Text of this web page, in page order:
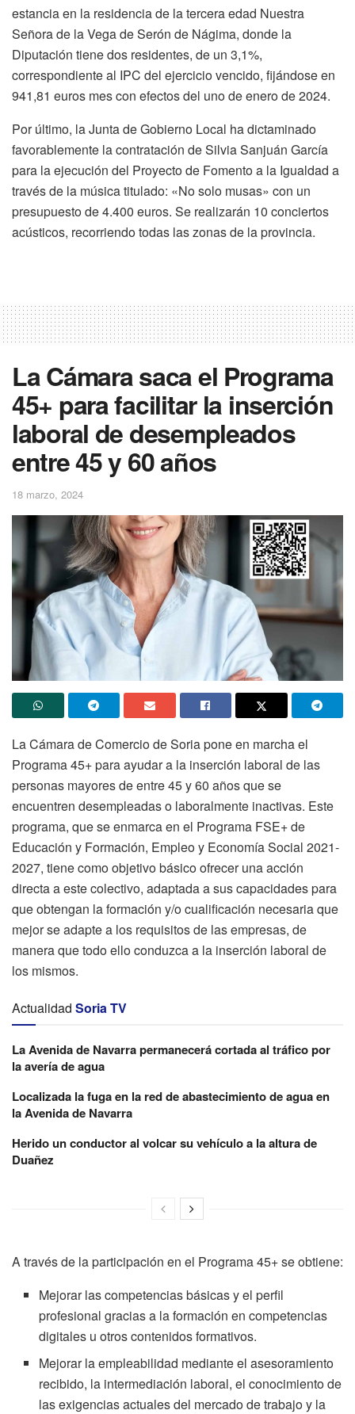
estancia en la residencia de la tercera edad Nuestra
Señora de la Vega de Serón de Nágima, donde la
Diputación tiene dos residentes, de un 3,1%,
correspondiente al IPC del ejercicio vencido, fijándose en
941,81 euros mes con efectos del uno de enero de 2024.
Por último, la Junta de Gobierno Local ha dictaminado
favorablemente la contratación de Silvia Sanjuán García
para la ejecución del Proyecto de Fomento a la Igualdad a
través de la música titulado: «No solo musas» con un
presupuesto de 4.400 euros. Se realizarán 10 conciertos
acústicos, recorriendo todas las zonas de la provincia.
La Cámara saca el Programa
45+ para facilitar la inserción
laboral de desempleados
entre 45 y 60 años
18 marzo, 2024
La Cámara de Comercio de Soria pone en marcha el
Programa 45+ para ayudar a la inserción laboral de las
personas mayores de entre 45 y 60 años que se
encuentren desempleadas o laboralmente inactivas. Este
programa, que se enmarca en el Programa FSE+ de
Educación y Formación, Empleo y Economía Social 2021-
2027, tiene como objetivo básico ofrecer una acción
directa a este colectivo, adaptada a sus capacidades para
que obtengan la formación y/o cualificación necesaria que
mejor se adapte a los requisitos de las empresas, de
manera que todo ello conduzca a la inserción laboral de
los mismos.
Actualidad Soria TV
La Avenida de Navarra permanecerá cortada al tráfico por
la avería de agua
Localizada la fuga en la red de abastecimiento de agua en
la Avenida de Navarra
Herido un conductor al volcar su vehículo a la altura de
Duañez
A través de la participación en el Programa 45+ se obtiene:
Mejorar las competencias básicas y el perfil
profesional gracias a la formación en competencias
digitales u otros contenidos formativos.
Mejorar la empleabilidad mediante el asesoramiento
recibido, la intermediación laboral, el conocimiento de
las exigencias actuales del mercado de trabajo y la